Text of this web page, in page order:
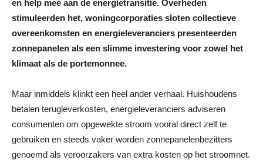
en help mee aan de energietransitie. Overheden
stimuleerden het, woningcorporaties sloten collectieve
overeenkomsten en energieleveranciers presenteerden
zonnepanelen als een slimme investering voor zowel het
klimaat als de portemonnee.
Maar inmiddels klinkt een heel ander verhaal. Huishoudens
betalen terugleverkosten, energieleveranciers adviseren
consumenten om opgewekte stroom vooral direct zelf te
gebruiken en steeds vaker worden zonnepanelenbezitters
genoemd als veroorzakers van extra kosten op het stroomnet.